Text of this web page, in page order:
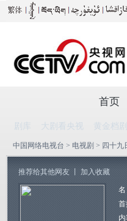
首页
剧库 大剧看央视 黄金档
中国网络电视台 > 电视剧 > 四十九
推荐给其他网友 加入收藏
名
首
内